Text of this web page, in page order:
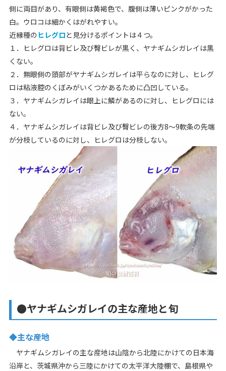
側に両目があり、有眼側は黄褐色で、腹側は薄いピンクがかった
白。ウロコは細かくはがれやすい。
近縁種の ヒレグロと見分けるポイントは４つ。
１．ヒレグロは背ビレ及び臀ビレが黒く、ヤナギムシガレイは黒
くない。
２．無眼側の頭部がヤナギムシガレイは平らなのに対し、ヒレグ
ロは粘液腔のくぼみがいくつかあるために凸凹している。
３．ヤナギムシガレイは眼上に鱗があるのに対し、ヒレグロには
ない。
４．ヤナギムシガレイは背ビレ及び臀ビレの後方8～9軟条の先端
が分枝しているのに対し、ヒレグロは分枝しない。
●ヤナギムシガレイの主な産地と旬
◆主な産地
ヤナギムシガレイの主な産地は山陰から北陸にかけての日本海
沿岸と、茨城県沖から三陸にかけての太平洋大陸棚で、島根県や